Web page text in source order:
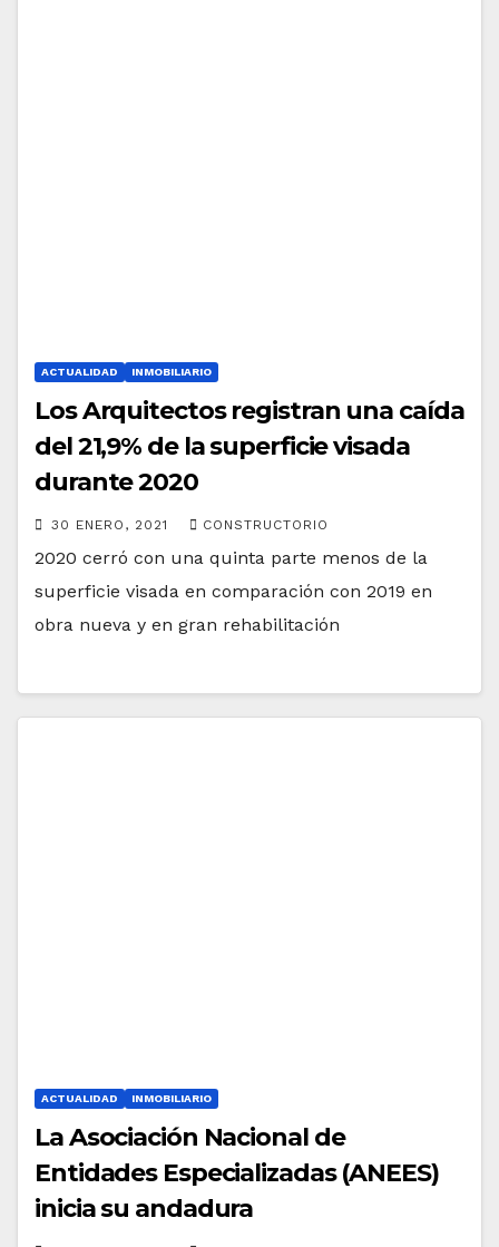
ACTUALIDAD INMOBILIARIO
Los Arquitectos registran una caída
del 21,9% de la superficie visada
durante 2020
30 ENERO, 2021 CONSTRUCTORIO
2020 cerró con una quinta parte menos de la
superficie visada en comparación con 2019 en
obra nueva y en gran rehabilitación
ACTUALIDAD INMOBILIARIO
La Asociación Nacional de
Entidades Especializadas (ANEES)
inicia su andadura